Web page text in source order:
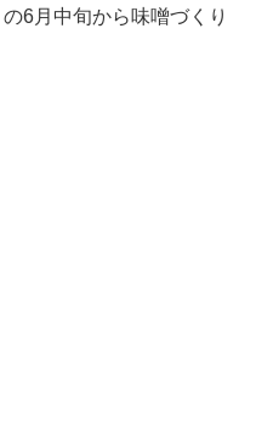
6月中旬から味噌づくり